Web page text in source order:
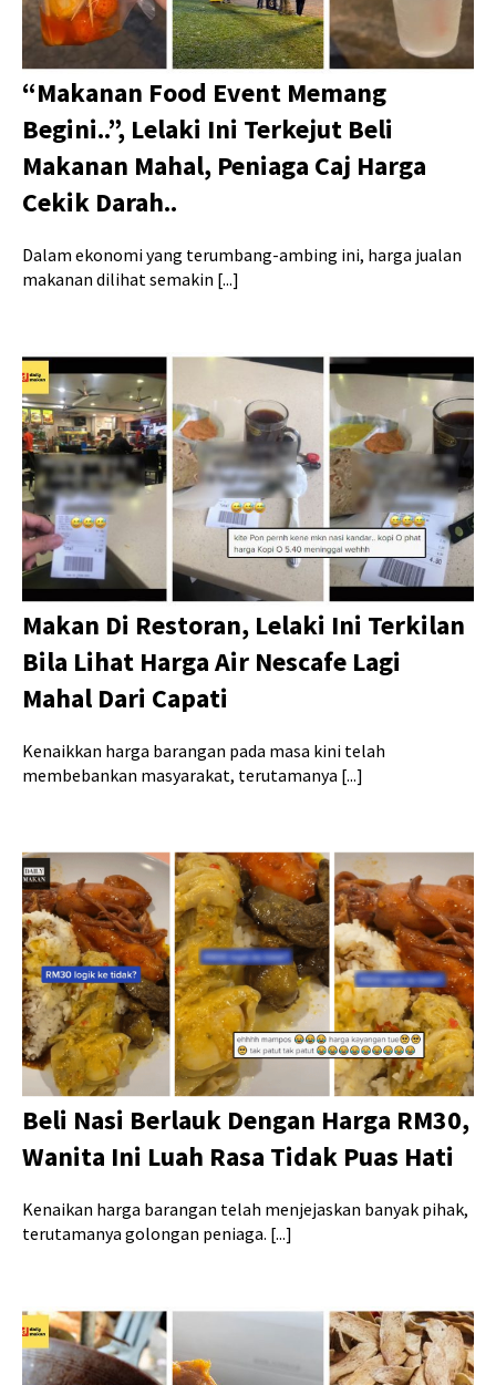
“Makanan Food Event Memang
Begini..”, Lelaki Ini Terkejut Beli
Makanan Mahal, Peniaga Caj Harga
Cekik Darah..
Dalam ekonomi yang terumbang-ambing ini, harga jualan
makanan dilihat semakin [...]
Makan Di Restoran, Lelaki Ini Terkilan
Bila Lihat Harga Air Nescafe Lagi
Mahal Dari Capati
Kenaikkan harga barangan pada masa kini telah
membebankan masyarakat, terutamanya [...]
Beli Nasi Berlauk Dengan Harga RM30,
Wanita Ini Luah Rasa Tidak Puas Hati
Kenaikan harga barangan telah menjejaskan banyak pihak,
terutamanya golongan peniaga. [...]